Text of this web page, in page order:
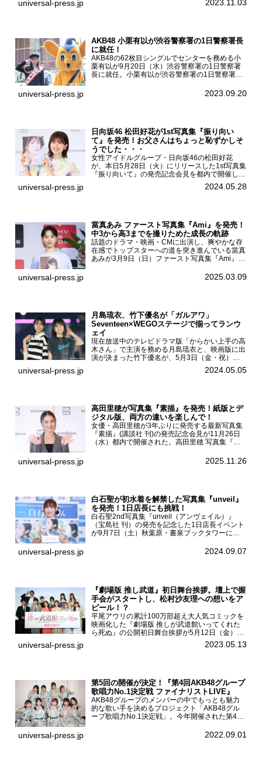
HMV&BOOKS SHIBUYAで開催した。原菜乃華フ
universal-press.jp 2023.11.03
AKB48 小栗有以が渋谷警察署の1日警察署長
に就任！
AKB48の62枚目シングルでセンターを務める小
栗有以が9月20日（水）渋谷警察署の1日警察署
長に就任。小栗有以が渋谷警察署の1日警察署長
での10日間実施される令和5年 秋の全国交通安全
universal-press.jp 2023.09.20
日向坂46 松田好花が1st写真集『振り向い
て』を発売！お父さんはちょっと恥ずかしそ
うでした・・・
女性アイドルグループ・日向坂46の松田好花
が、本日5月28日（火）にリリースした1st写真集
『振り向いて』の発売記念会見を都内で開催し
た。日向坂46 松田好花1st写真集『振り向いて』
発売記念会見写真集では日向坂46の松田好花を
universal-press.jp 2024.05.28
當真あみ ファースト写真集『Ami』を発売！
中3から高3までを撮りためた成長の軌跡
話題のドラマ・映画・CMに出演し、爽やかな存
在感でトップスターへの道を突き進んでいる當真
あみが3月9日（日）ファースト写真集『Ami』
BOOKS SHIBUYAで開催した。當真あみファース
universal-press.jp 2025.03.09
月島琉衣、竹下優名が「ガルアワ」
Seventeen×WEGOステージで揃ってランウ
ェイ
現在放送中のテレビドラマ版「からかい上手の高
木さん」で主演を務める月島琉衣と、映画版に出
演が決まった竹下優名が、5月3日（金・祝）東
京・国立代々木競技場第一体育館で開催されたフ
ァッション&音楽イベント『Rakuten GirlsAward
universal-press.jp 2024.05.05
高田里穂が写真集『素描』を発売！紙版とデ
ジタル版、両方の違いを楽しんで！
女優・高田里穂が3年ぶりに発売する最新写真集
『素描』(講談社 刊)の発売記念会見が11月26日
（水）都内で開催された。高田里穂 写真集『素
あなたです』(読売テレビ)に出演するなど女優と
universal-press.jp 2025.11.26
白石聖が初水着を解禁した写真集『unveil』
を発売！1日店長にも挑戦！
白石聖2nd写真集『unveil（アンヴェイル）』
（宝島社 刊）の発売を記念した1日店長イベント
が9月7日（土）秋葉原・書泉ブックタワーにて
を記念し1日店長イベントを開催した本写真集は
universal-press.jp 2024.09.07
『劇場版 推し武道』初日舞台挨拶。壇上で握
手会がスタートし、松村沙友理への想いをア
ピール！？
平尾アウリの累計100万部超え大人気コミックを
映画化した『劇場版 推しが武道館いってくれた
ら死ぬ』の公開初日舞台挨拶が5月12日（金）新
宿バルト9で開催され、出演者の松村沙友理、中
村里帆、MOMO(@onefive)、KANO(@onefi...
universal-press.jp 2023.05.13
第5回の開催が決定！『第4回AKB48グループ
歌唱力No.1決定戦 ファイナリストLIVE』
AKB48グループのメンバーの中でもっとも魅力
的な歌い手を決めるプロジェクト「AKB48グル
ープ歌唱力No.1決定戦」。今年開催された第4回
る一夜限りのライブイベント「ファイナリスト
universal-press.jp 2022.09.01